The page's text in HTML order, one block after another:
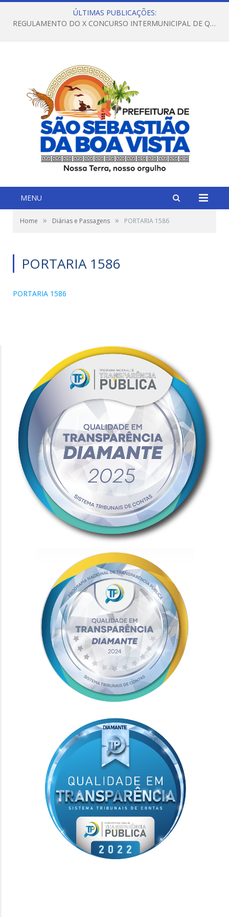
ÚLTIMAS PUBLICAÇÕES:
REGULAMENTO DO X CONCURSO INTERMUNICIPAL DE QUADRILHAS JUNINAS – 2026 – ARRAIÁ DA VENEZA
MENU
Home » Diárias e Passagens » PORTARIA 1586
PORTARIA 1586
PORTARIA 1586